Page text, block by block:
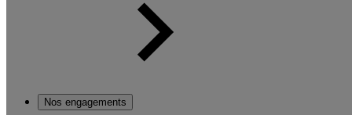
Nos engagements